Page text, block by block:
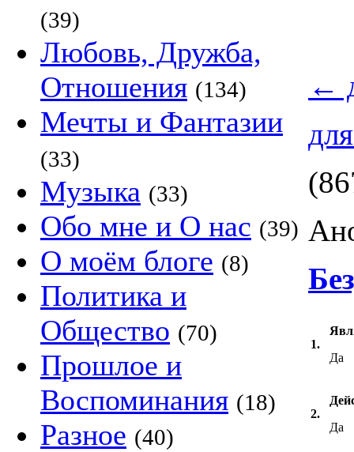
(39)
Любовь, Дружба,
Отношения (134)
Мечты и Фантазии
(33)
Музыка (33)
Обо мне и О нас (39)
О моём блоге (8)
Политика и
Общество (70)
Прошлое и
Воспоминания (18)
Разное (40)
←
1.
Да
2.
Да